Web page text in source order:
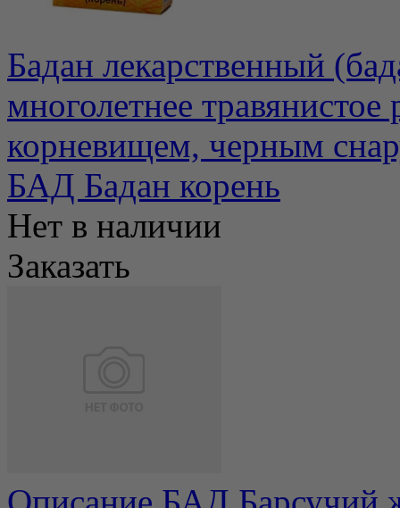
Бадан лекарственный
многолетнее
корневищем, черным
БАД Бадан корень
Нет в наличии
Заказать